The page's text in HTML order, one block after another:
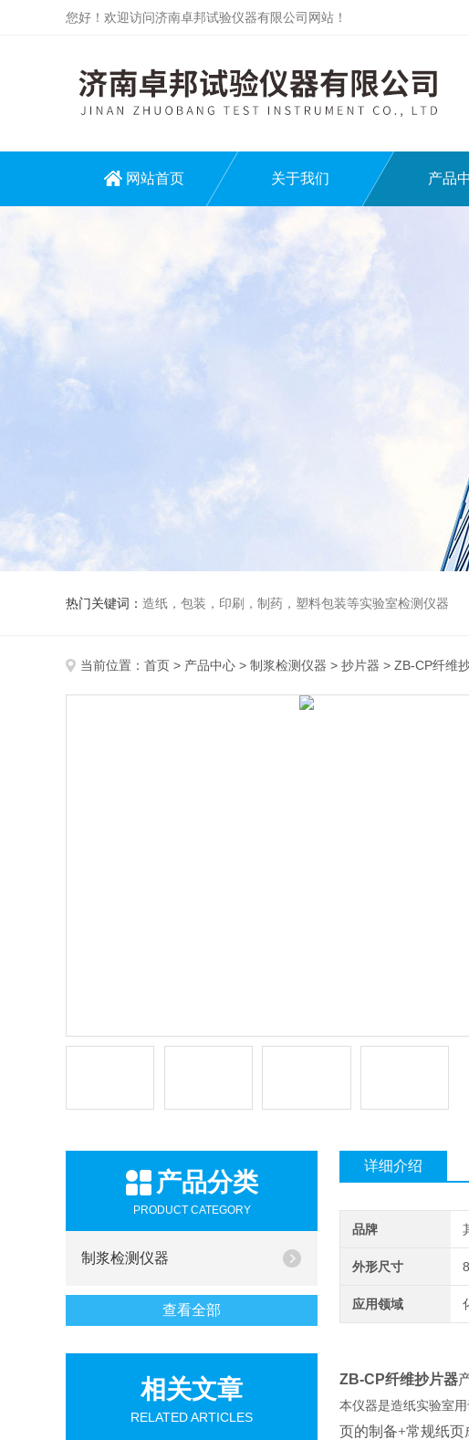
您好！欢迎访问济南卓邦试验仪器有限公司网站！
网站首页 关于我们 产品
热门关键词： 造纸，包装，印刷，制药，塑料包装等实验室检测仪器
当前位置： 首页 > 产品中心 > 制浆检测仪器 > 抄片器 > ZB-CP纤维
产品分类
PRODUCT CATEGORY
制浆检测仪器
查看全部
相关文章
RELATED ARTICLES
详细介绍
品牌
外形尺寸
应用领域
ZB-CP纤维抄片器
本仪器是造纸实验室
页的制备+常规纸页